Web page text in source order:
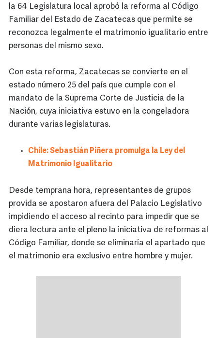
la 64 Legislatura local aprobó la reforma al Código
Familiar del Estado de Zacatecas que permite se
reconozca legalmente el matrimonio igualitario entre
personas del mismo sexo.
Con esta reforma, Zacatecas se convierte en el
estado número 25 del país que cumple con el
mandato de la Suprema Corte de Justicia de la
Nación, cuya iniciativa estuvo en la congeladora
durante varias legislaturas.
Chile: Sebastián Piñera promulga la Ley del
Matrimonio Igualitario
Desde temprana hora, representantes de grupos
provida se apostaron afuera del Palacio Legislativo
impidiendo el acceso al recinto para impedir que se
diera lectura ante el pleno la iniciativa de reformas al
Código Familiar, donde se eliminaría el apartado que
el matrimonio era exclusivo entre hombre y mujer.